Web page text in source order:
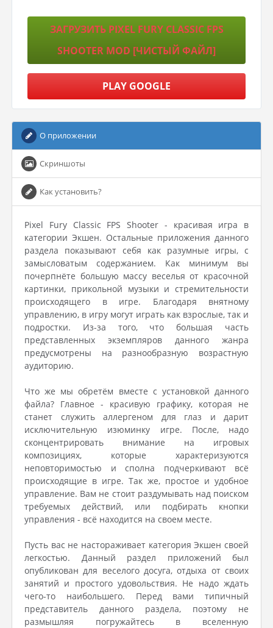
ЗАГРУЗИТЬ PIXEL FURY CLASSIC FPS
SHOOTER MOD [ЧИСТЫЙ ФАЙЛ]
PLAY GOOGLE
О приложении
Скриншоты
Как установить?
Pixel Fury Classic FPS Shooter - красивая игра в
категории Экшен. Остальные приложения данного
раздела показывают себя как разумные игры, с
замысловатым содержанием. Как минимум вы
почерпнёте большую массу веселья от красочной
картинки, прикольной музыки и стремительности
происходящего в игре. Благодаря внятному
управлению, в игру могут играть как взрослые, так и
подростки. Из-за того, что большая часть
представленных экземпляров данного жанра
предусмотрены на разнообразную возрастную
аудиторию.
Что же мы обретём вместе с установкой данного
файла? Главное - красивую графику, которая не
станет служить аллергеном для глаз и дарит
исключительную изюминку игре. После, надо
сконцентрировать внимание на игровых
композициях, которые характеризуются
неповторимостью и сполна подчеркивают всё
происходящие в игре. Так же, простое и удобное
управление. Вам не стоит раздумывать над поиском
требуемых действий, или подбирать кнопки
управления - всё находится на своем месте.
Пусть вас не настораживает категория Экшен своей
легкостью. Данный раздел приложений был
опубликован для веселого досуга, отдыха от своих
занятий и простого удовольствия. Не надо ждать
чего-то наибольшего. Перед вами типичный
представитель данного раздела, поэтому не
размышляя погружайтесь в вселенную